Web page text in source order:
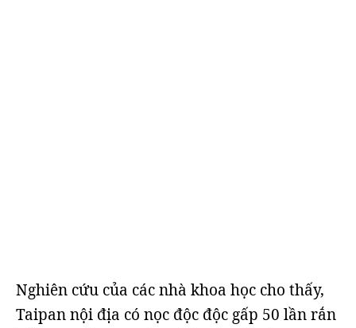
Nghiên cứu của các nhà khoa học cho thấy,
Taipan nội địa có nọc độc độc gấp 50 lần rắn